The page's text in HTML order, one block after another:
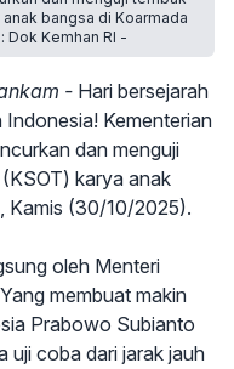
bangsa di Koarmada
Dok Kemhan RI -
- Hari bersejarah
Kementerian
dan menguji
karya anak
Kamis (30/10/2025).
oleh Menteri
membuat makin
Prabowo Subianto
uji coba dari jarak jauh